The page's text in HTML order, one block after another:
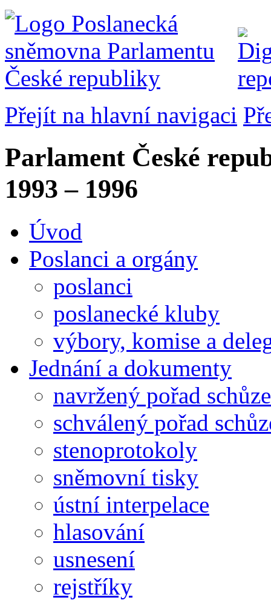
Přejít na hlavní navigaci
Parlament České
1993 – 1996
Úvod
Poslanci a orgány
poslanci
poslanecké kluby
výbory, komise a
Jednání a dokumenty
navržený pořad schůze
schválený pořad
stenoprotokoly
sněmovní tisky
ústní interpelace
hlasování
usnesení
rejstříky